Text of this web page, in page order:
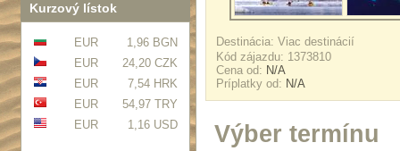
Kurzový lístok
EUR
1,96 BGN
EUR
24,20 CZK
EUR
7,54 HRK
EUR
54,97 TRY
EUR
1,16 USD
Destinácia: Viac destinácií
Kód zájazdu: 1373810
Cena od: N/A
Príplatky od: N/A
Výber termínu